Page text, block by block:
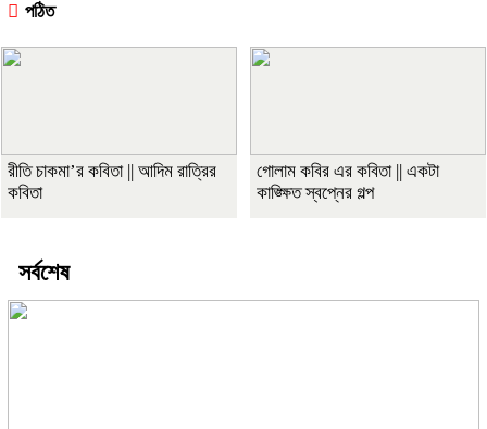
পঠিত
রীতি চাকমা’র কবিতা || আদিম রাত্রির
কবিতা
গোলাম কবির এর কবিতা || একটা
কাঙ্ক্ষিত স্বপ্নের গল্প
সর্বশেষ